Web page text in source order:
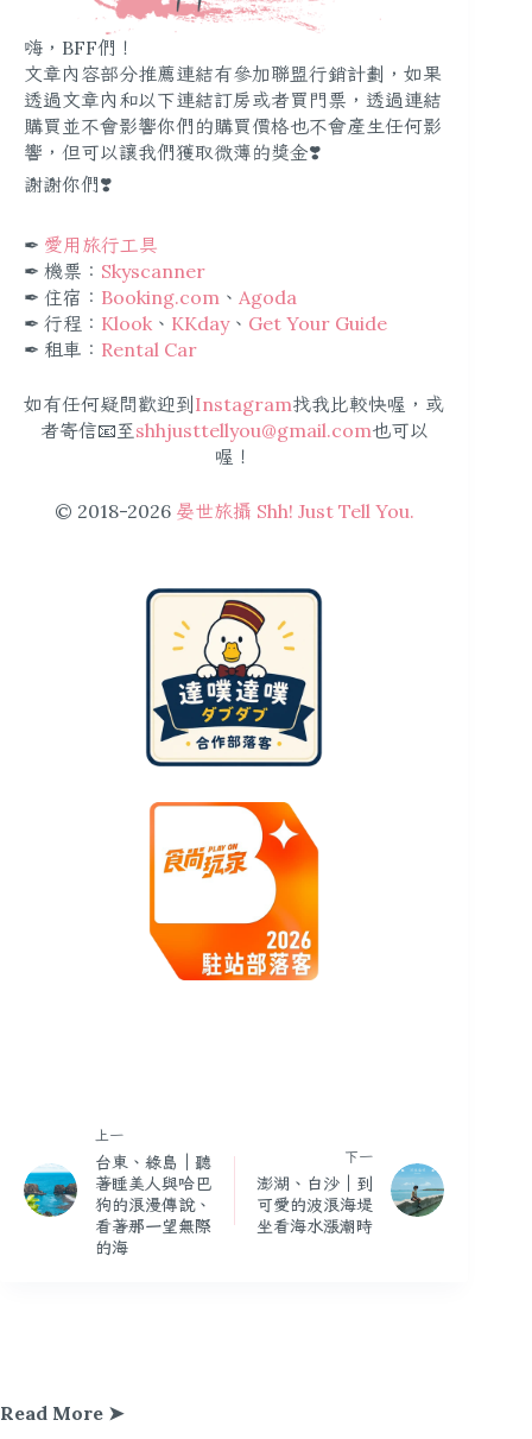
嗨，BFF們！
文章內容部分推薦連結有參加聯盟行銷計劃，如果
透過文章內和以下連結訂房或者買門票，透過連結
購買並不會影響你們的購買價格也不會產生任何影
響，但可以讓我們獲取微薄的獎金❣️
謝謝你們❣️
✒︎ 愛用旅行工具
✒︎ 機票： Skyscanner
✒︎ 住宿： Booking.com 、 Agoda
✒︎ 行程： Klook 、 KKday、 Get Your Guide
✒︎ 租車： Rental Car
如有任何疑問歡迎到 Instagram找我比較快喔，或
者寄信📧至shhjusttellyou@gmail.com也可以
喔！
© 2018-2026 晏世旅攝 Shh! Just Tell You.
上一
台東、綠島｜聽
著睡美人與哈巴
狗的浪漫傳說、
看著那一望無際
的海
下一
澎湖、白沙｜到
可愛的波浪海堤
坐看海水漲潮時
Read More ➤